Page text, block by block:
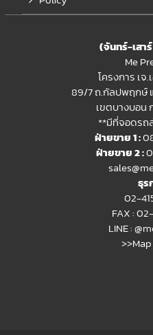
(จันทร์-เสา
Me
โครงการ เจ
89/7 ถ.กัลปพฤกษ์
เขตบางบอน
**มีที่จอดรถ
ฝ่ายขาย 1 :
ฝ่ายขาย 2 :
ธุร
02-
FAX :
LINE :